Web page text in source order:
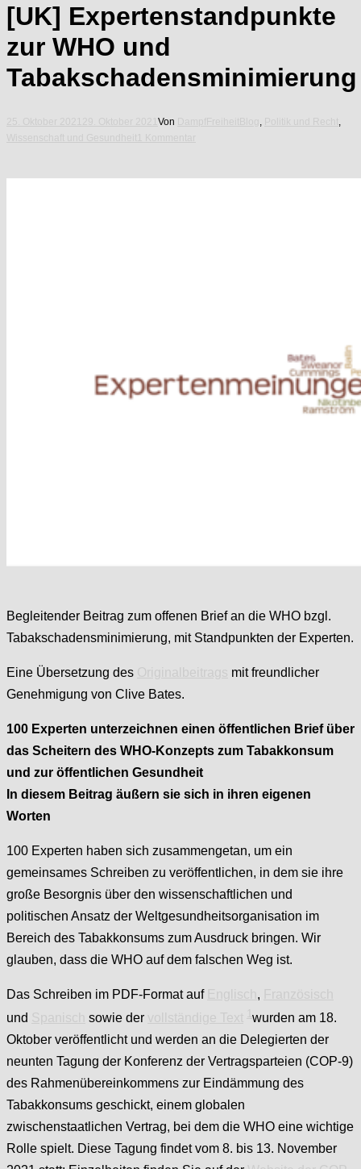
[UK] Expertenstandpunkte
zur WHO und
Tabakschadensminimierung
Von ,
,
Begleitender Beitrag zum offenen Brief an die WHO bzgl.
Tabakschadensminimierung, mit Standpunkten der Experten.
Eine Übersetzung des
mit freundlicher
Genehmigung von Clive Bates.
100 Experten unterzeichnen einen öffentlichen Brief über
das Scheitern des WHO-Konzepts zum Tabakkonsum
und zur öffentlichen Gesundheit
In diesem Beitrag äußern sie sich in ihren eigenen
Worten
100 Experten haben sich zusammengetan, um ein
gemeinsames Schreiben zu veröffentlichen, in dem sie ihre
große Besorgnis über den wissenschaftlichen und
politischen Ansatz der Weltgesundheitsorganisation im
Bereich des Tabakkonsums zum Ausdruck bringen. Wir
glauben, dass die WHO auf dem falschen Weg ist.
Das Schreiben im PDF-Format auf ,
und
sowie der
wurden am 18.
Oktober veröffentlicht und werden an die Delegierten der
neunten Tagung der Konferenz der Vertragsparteien (COP-9)
des Rahmenübereinkommens zur Eindämmung des
Tabakkonsums geschickt, einem globalen
zwischenstaatlichen Vertrag, bei dem die WHO eine wichtige
Rolle spielt. Diese Tagung findet vom 8. bis 13. November